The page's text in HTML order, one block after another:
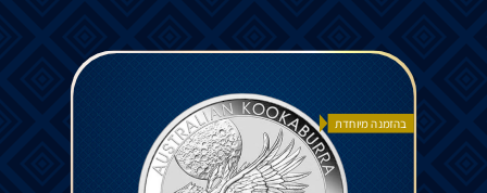
בהזמנה מיוחדת